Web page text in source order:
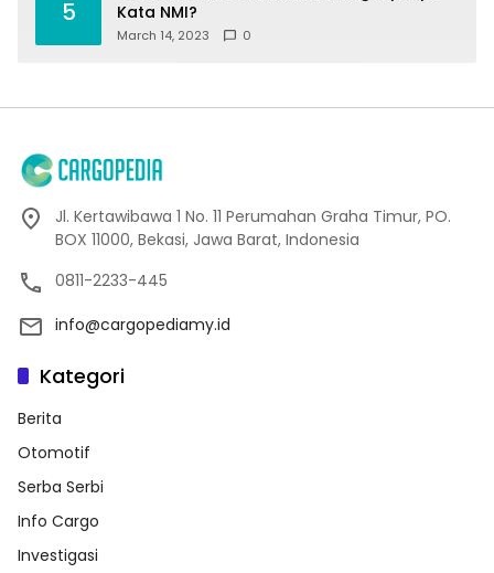
5
Kata NMI?
March 14, 2023 0
Jl. Kertawibawa 1 No. 11 Perumahan Graha Timur, PO.
BOX 11000, Bekasi, Jawa Barat, Indonesia
0811-2233-445
info@cargopediamy.id
Kategori
Berita
Otomotif
Serba Serbi
Info Cargo
Investigasi